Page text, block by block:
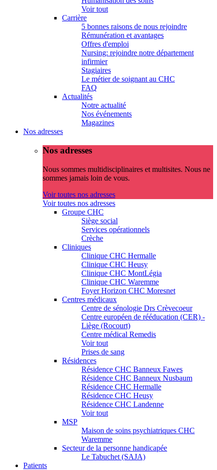
Voir tout
Carrière
5 bonnes raisons de nous rejoindre
Rémunération et avantages
Offres d'emploi
Nursing: rejoindre notre département
infirmier
Stagiaires
Le métier de soignant au CHC
FAQ
Actualités
Notre actualité
Nos événements
Magazines
Nos adresses
Nos adresses
Nous sommes multidisciplinaires et multisites. Nous ne
sommes jamais loin de vous.
Voir toutes nos adresses
Voir toutes nos adresses
Groupe CHC
Siège social
Services opérationnels
Crèche
Cliniques
Clinique CHC Hermalle
Clinique CHC Heusy
Clinique CHC MontLégia
Clinique CHC Waremme
Foyer Horizon CHC Moresnet
Centres médicaux
Centre de sénologie Drs Crèvecoeur
Centre européen de rééducation (CER) -
Liège (Rocourt)
Centre médical Remedis
Voir tout
Prises de sang
Résidences
Résidence CHC Banneux Fawes
Résidence CHC Banneux Nusbaum
Résidence CHC Hermalle
Résidence CHC Heusy
Résidence CHC Landenne
Voir tout
MSP
Maison de soins psychiatriques CHC
Waremme
Secteur de la personne handicapée
Le Tabuchet (SAJA)
Patients